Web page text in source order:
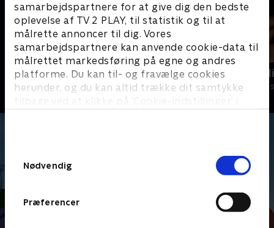
samarbejdspartnere for at give dig den bedste
oplevelse af TV 2 PLAY, til statistik og til at
målrette annoncer til dig. Vores
samarbejdspartnere kan anvende cookie-data til
målrettet markedsføring på egne og andres
platforme. Du kan til- og fravælge cookies
herunder, og du kan altid trække dit samtykke
tilbage ved at klikke på ’Cookie-indstillinger’ i
Nødvendig
Præferencer
Miniteve: Aktiviteter
Børneserier • 1 sæsoner Børneserier • 1